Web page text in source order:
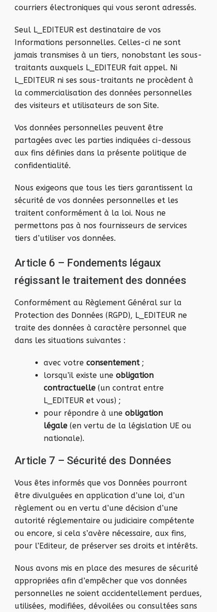
courriers électroniques qui vous seront adressés.
Seul L_EDITEUR est destinataire de vos
Informations personnelles. Celles-ci ne sont
jamais transmises à un tiers, nonobstant les sous-
traitants auxquels L_EDITEUR fait appel. Ni
L_EDITEUR ni ses sous-traitants ne procèdent à
la commercialisation des données personnelles
des visiteurs et utilisateurs de son Site.
Vos données personnelles peuvent être
partagées avec les parties indiquées ci-dessous
aux fins définies dans la présente politique de
confidentialité.
Nous exigeons que tous les tiers garantissent la
sécurité de vos données personnelles et les
traitent conformément à la loi. Nous ne
permettons pas à nos fournisseurs de services
tiers d’utiliser vos données.
Article 6 – Fondements légaux
régissant le traitement des données
Conformément au Règlement Général sur la
Protection des Données (RGPD), L_EDITEUR ne
traite des données à caractère personnel que
dans les situations suivantes :
avec votre consentement;
lorsqu’il existe une obligation
contractuelle (un contrat entre
L_EDITEUR et vous) ;
pour répondre à une obligation
légale (en vertu de la législation UE ou
nationale).
Article 7 – Sécurité des Données
Vous êtes informés que vos Données pourront
être divulguées en application d’une loi, d’un
règlement ou en vertu d’une décision d’une
autorité réglementaire ou judiciaire compétente
ou encore, si cela s’avère nécessaire, aux fins,
pour l’Editeur, de préserver ses droits et intérêts.
Nous avons mis en place des mesures de sécurité
appropriées afin d’empêcher que vos données
personnelles ne soient accidentellement perdues,
utilisées, modifiées, dévoilées ou consultées sans